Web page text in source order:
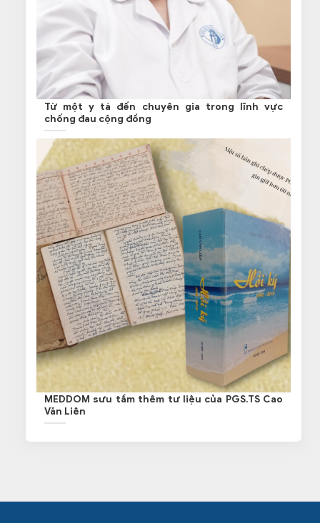
Từ một y tá đến chuyên gia trong lĩnh vực
chống đau cộng đồng
MEDDOM sưu tầm thêm tư liệu của PGS.TS Cao
Văn Liên